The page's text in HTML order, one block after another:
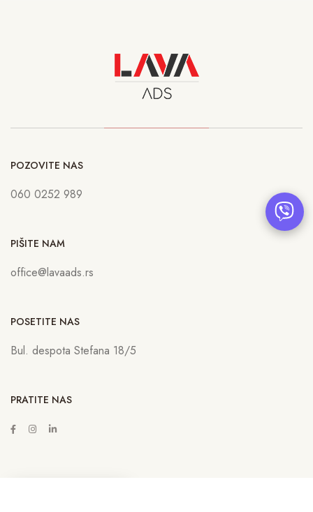
POZOVITE NAS
060 0252 989
PIŠITE NAM
office@lavaads.rs
POSETITE NAS
Bul. despota Stefana 18/5
PRATITE NAS